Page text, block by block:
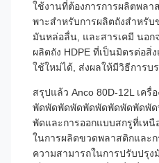
ใช้งานที่ต้องการการผลิตพล
พาะสําหรับการผลิตถังสําหรั
มันหล่อลื่น, และสารเคมี นอก
ผลิตถัง HDPE ที่เป็นมิตรต่อสิ่
ใช้ใหม่ได้, ส่งผลให้มีวิธีการบ
สรุปแล้ว Anco 80D-12L เค
พัดพัดพัดพัดพัดพัดพัดพัดพัดพั
พัดและการออกแบบสกรูที่เหนื
ในการผลิตขวดพลาสติกและ
ความสามารถในการปรับปรุ